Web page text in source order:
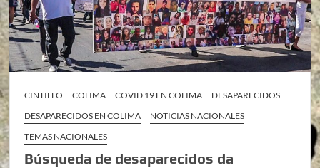
CINTILLO COLIMA COVID 19 EN COLIMA
DESAPARECIDOS
DESAPARECIDOS EN COLIMA
NOTICIAS NACIONALES
TEMAS NACIONALES
Búsqueda de desaparecidos da